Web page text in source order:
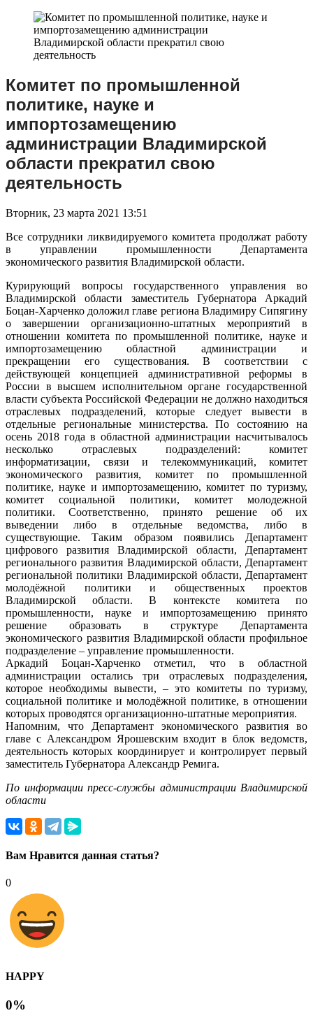
Комитет по промышленной
политике, науке и
импортозамещению
администрации Владимирской
области прекратил свою
деятельность
Вторник, 23 марта 2021 13:51
Все сотрудники ликвидируемого комитета продолжат работу
в управлении промышленности Департамента
экономического развития Владимирской области.
Курирующий вопросы государственного управления во
Владимирской области заместитель Губернатора Аркадий
Боцан-Харченко доложил главе региона Владимиру Сипягину
о завершении организационно-штатных мероприятий в
отношении комитета по промышленной политике, науке и
импортозамещению областной администрации и
прекращении его существования. В соответствии с
действующей концепцией административной реформы в
России в высшем исполнительном органе государственной
власти субъекта Российской Федерации не должно находиться
отраслевых подразделений, которые следует вывести в
отдельные региональные министерства. По состоянию на
осень 2018 года в областной администрации насчитывалось
несколько отраслевых подразделений: комитет
информатизации, связи и телекоммуникаций, комитет
экономического развития, комитет по промышленной
политике, науке и импортозамещению, комитет по туризму,
комитет социальной политики, комитет молодежной
политики. Соответственно, принято решение об их
выведении либо в отдельные ведомства, либо в
существующие. Таким образом появились Департамент
цифрового развития Владимирской области, Департамент
регионального развития Владимирской области, Департамент
региональной политики Владимирской области, Департамент
молодёжной политики и общественных проектов
Владимирской области. В контексте комитета по
промышленности, науке и импортозамещению принято
решение образовать в структуре Департамента
экономического развития Владимирской области профильное
подразделение – управление промышленности.
Аркадий Боцан-Харченко отметил, что в областной
администрации остались три отраслевых подразделения,
которое необходимы вывести, – это комитеты по туризму,
социальной политике и молодёжной политике, в отношении
которых проводятся организационно-штатные мероприятия.
Напомним, что Департамент экономического развития во
главе с Александром Ярошевским входит в блок ведомств,
деятельность которых координирует и контролирует первый
заместитель Губернатора Александр Ремига.
По информации пресс-службы администрации Владимирской
области
Вам Нравится данная статья?
0
HAPPY
0%